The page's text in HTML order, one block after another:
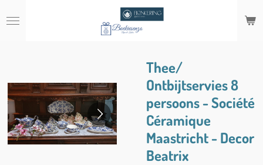
direct
Thee/
Ontbijtservies 8
persoons - Société
Céramique
Maastricht - Decor
Beatrix